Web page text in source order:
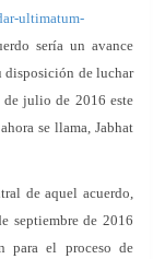
ultimatum-
sería un avance
disposición de luchar
de julio de 2016 este
se llama, Jabhat
de aquel acuerdo,
septiembre de 2016
para el proceso de